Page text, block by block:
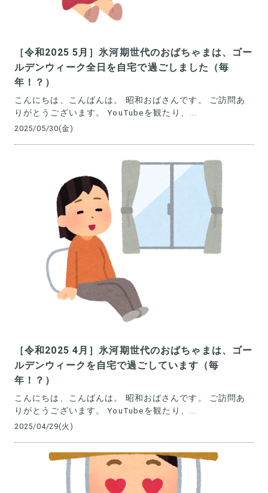
［令和2025 5月］氷河期世代のおばちゃまは、ゴー
ルデンウィーク全日を自宅で過ごしました（毎
年！？）
こんにちは、こんばんは。 昭和おばさんです。 ご訪問あ
りがとうございます。 YouTubeを観たり、...
2025/05/30(金)
［令和2025 4月］氷河期世代のおばちゃまは、ゴー
ルデンウィークを自宅で過ごしています（毎
年！？）
こんにちは、こんばんは。 昭和おばさんです。 ご訪問あ
りがとうございます。 YouTubeを観たり、...
2025/04/29(火)